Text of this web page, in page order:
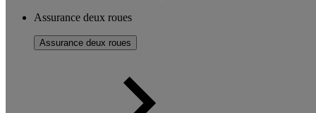
Assurance deux roues
Assurance deux roues